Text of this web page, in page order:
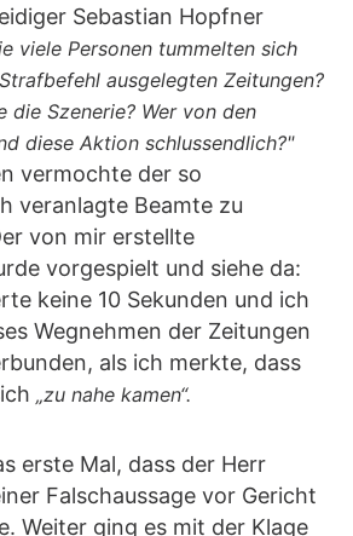
Sebastian Hopfner
viele Personen tummelten sich
ausgelegten Zeitungen?
die Szenerie? Wer von den
diese Aktion schlussendlich?"
vermochte der so
veranlagte Beamte zu
von mir erstellte
vorgespielt und siehe da:
keine 10 Sekunden und ich
Wegnehmen der Zeitungen
als ich merkte, dass
„zu nahe kamen“.
erste Mal, dass der Herr
Falschaussage vor Gericht
Weiter ging es mit der Klage